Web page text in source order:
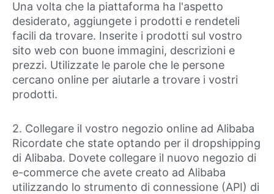
Una volta che la piattaforma ha l'aspetto
desiderato, aggiungete i prodotti e rendeteli
facili da trovare. Inserite i prodotti sul vostro
sito web con buone immagini, descrizioni e
prezzi. Utilizzate le parole che le persone
cercano online per aiutarle a trovare i vostri
prodotti.
2. Collegare il vostro negozio online ad Alibaba
Ricordate che state optando per il dropshipping
di Alibaba. Dovete collegare il nuovo negozio di
e-commerce che avete creato ad Alibaba
utilizzando lo strumento di connessione (API) di